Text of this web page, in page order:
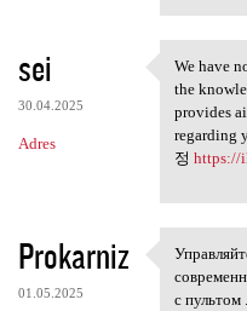
sei
30.04.2025
Adres
We have
We have
the
provides
regarding
정 https://
Prokarniz
01.05.2025
с пультом